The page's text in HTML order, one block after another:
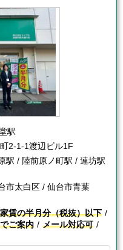
駅
2-1-1渡辺ビル1F
駅 / 陸前原ノ町駅 / 連坊駅
市太白区 / 仙台市青葉
賃の半月分（税抜）以下
ご案内
メール対応可